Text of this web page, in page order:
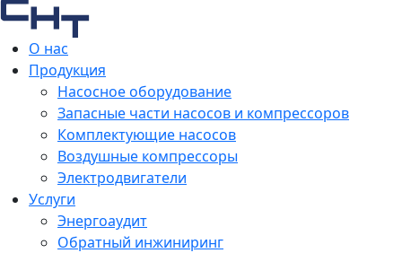
О нас
Продукция
Насосное оборудование
Запасные части насосов и компрессоров
Комплектующие насосов
Воздушные компрессоры
Электродвигатели
Услуги
Энергоаудит
Обратный инжиниринг